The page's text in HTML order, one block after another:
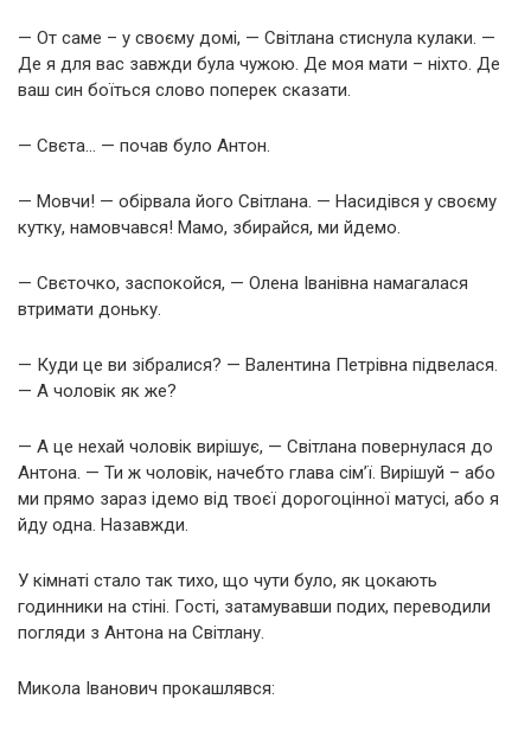
— От саме – у своєму домі, — Світлана стиснула кулаки. —
Де я для вас завжди була чужою. Де моя мати – ніхто. Де
ваш син боїться слово поперек сказати.
— Свєта… — почав було Антон.
— Мовчи! — обірвала його Світлана. — Насидівся у своєму
кутку, намовчався! Мамо, збирайся, ми йдемо.
— Свєточко, заспокойся, — Олена Іванівна намагалася
втримати доньку.
— Куди це ви зібралися? — Валентина Петрівна підвелася.
— А чоловік як же?
— А це нехай чоловік вирішує, — Світлана повернулася до
Антона. — Ти ж чоловік, начебто глава сім’ї. Вирішуй – або
ми прямо зараз ідемо від твоєї дорогоцінної матусі, або я
йду одна. Назавжди.
У кімнаті стало так тихо, що чути було, як цокають
годинники на стіні. Гості, затамувавши подих, переводили
погляди з Антона на Світлану.
Микола Іванович прокашлявся: